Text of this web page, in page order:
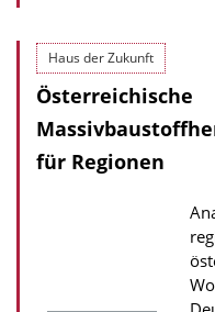
d
s
u
r
P
u
Haus der Zukunft
Österreichische
für Regionen